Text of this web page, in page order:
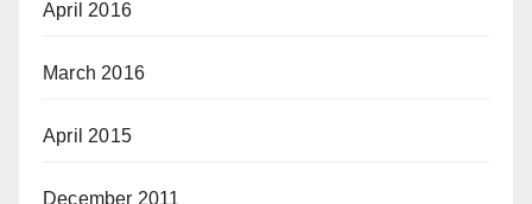
April 2016
March 2016
April 2015
December 2011